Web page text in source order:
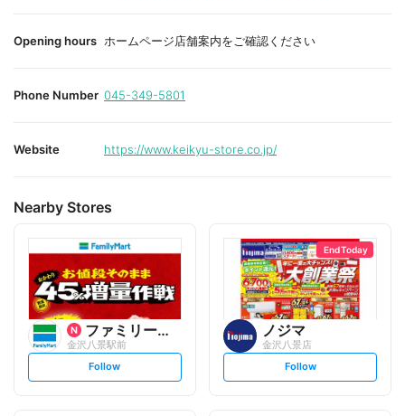
Opening hours ホームページ店舗案内をご確認ください
Phone Number 045-349-5801
Website https://www.keikyu-store.co.jp/
Nearby Stores
ファミリーマート
金沢八景駅前
s
t
Follow
End Today
ノジマ
金沢八景店
s
t
Follow